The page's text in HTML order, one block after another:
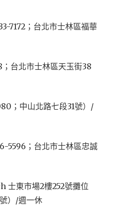
；台北市士林區福華
台北市士林區天玉街38
；中山北路七段31號）/
5596；台北市士林區忠誠
東市場2樓252號攤位
）/週一休